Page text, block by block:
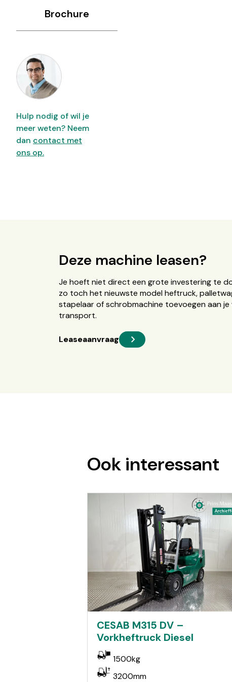
Hulp nodig of wil je
meer weten? Neem
dan contact met
ons op.
Brochure
Deze machine leasen?
Je hoeft niet direct een grote investering te
zo toch het nieuwste model heftruck,
stapelaar of schrobmachine toevoegen aan
transport.
Leaseaanvraag
Ook interessant
CESAB M315 DV –
Vorkheftruck Diesel
1500kg
3200mm